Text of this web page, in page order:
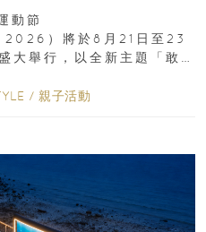
品牌展覽
動節
）將於8月21日至23
大舉行，以全新主題「敢
/ 親子活動